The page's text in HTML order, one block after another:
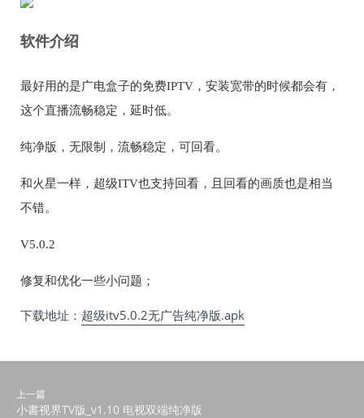
软件介绍
最好用的是广电盒子的免费IPTV，安装宽带的时候都会有，
这个直播流畅稳定，延时低。
纯净版，无限制，流畅稳定，可回看。
和火星一样，超级ITV也支持回看，且回看的画质也是相当
不错。
V5.0.2
修复和优化一些小问题；
下载地址： 超级itv5.0.2无广告纯净版.apk
上一篇
小書视界TV版_v1.10 电视双端纯净版